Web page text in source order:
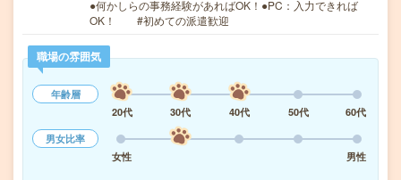
●何かしらの事務経験があればOK！●PC：入力できれば
OK！ #初めての派遣歓迎
職場の雰囲気
年齢層
20代
30代 40代 50代
60代
男女比率
女性
男性